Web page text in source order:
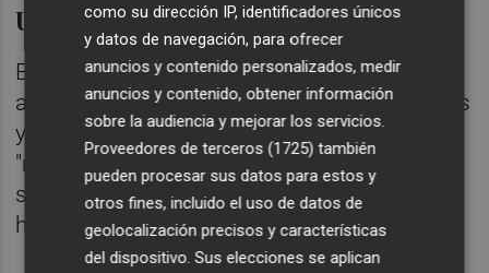
Una recuperación "explosiva"
Bertomeu ha destacado que en abril de este
año ya se han superado los niveles de plazas
y pasajeros prepandemia, una recuperación
"muy por encima" de la de la media del
sector que, en el caso del mercado nacional,
ha calificado de recuperación "explosiva".
como su dirección IP, identificadores únicos
y datos de navegación, para ofrecer
anuncios y contenido personalizados, medir
anuncios y contenido, obtener información
sobre la audiencia y mejorar los servicios.
Proveedores de terceros (1725) también
pueden procesar sus datos para estos y
otros fines, incluido el uso de datos de
geolocalización precisos y características
del dispositivo. Sus elecciones se aplican